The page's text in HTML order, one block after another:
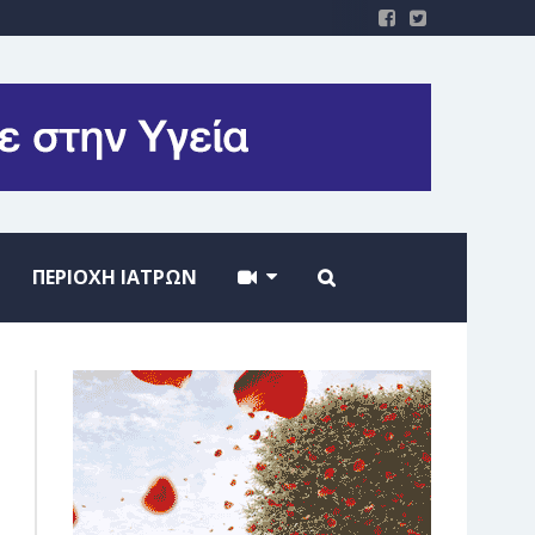
ΠΕΡΙΟΧΗ ΙΑΤΡΩΝ